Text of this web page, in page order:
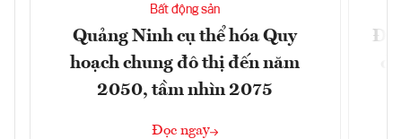
Bất động sản
Quảng Ninh cụ thể hóa Quy
hoạch chung đô thị đến năm
2050, tầm nhìn 2075
Đọc ngay